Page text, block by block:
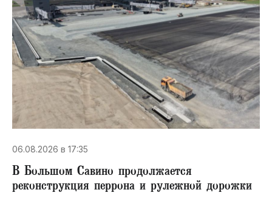
06.08.2026 в 17:35
В Большом Савино продолжается
реконструкция перрона и рулежной дорожки